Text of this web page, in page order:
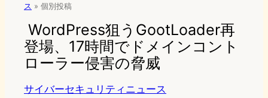
ス » 個別投稿
WordPress狙うGootLoader再
登場、17時間でドメインコント
ローラー侵害の脅威
サイバーセキュリティニュース